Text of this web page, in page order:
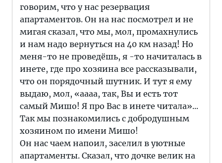
говорим, что у нас резервация
апартаментов. Он на нас посмотрел и не
мигая сказал, что мы, мол, промахнулись
и нам надо вернуться на 40 км назад! Но
меня-то не проведёшь, я -то начиталась в
инете, где про хозяина все рассказывали,
что он порядочный шутник. И тут я ему
выдаю, мол, «аааа, так, Вы и есть тот
самый Мишо! Я про Вас в инете читала»...
Так мы познакомились с добродушным
хозяином по имени Мишо!
Он нас чаем напоил, заселил в уютные
апартаменты. Сказал, что дочке велик на